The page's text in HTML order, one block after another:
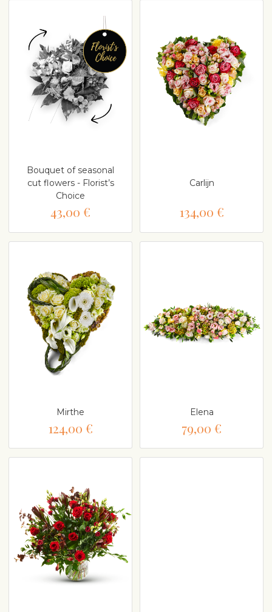
Bouquet of seasonal
cut flowers - Florist’s
Choice
43,00 €
Carlijn
134,00 €
Mirthe
124,00 €
Elena
79,00 €